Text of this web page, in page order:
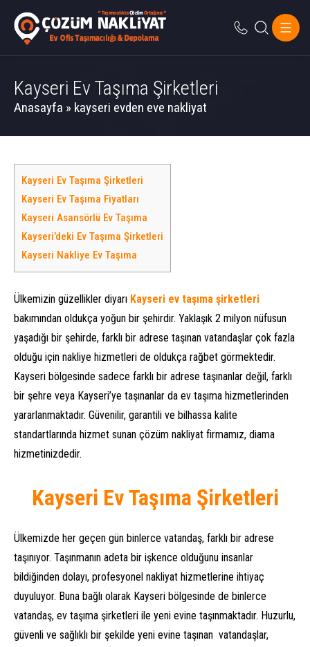
Kayseri Ev Taşıma Şirketleri
Anasayfa » kayseri evden eve nakliyat
Kayseri Ev Taşıma Şirketleri
Kayseri Ev Taşıma Fiyatları
Kayseri Asansörlü Ev Taşıma
Kayseri’deki Ev Taşıma Şirketleri
Kayseri Nakliye Ev Taşıma
Ülkemizin güzellikler diyarı Kayseri ev taşıma şirketleri
bakımından oldukça yoğun bir şehirdir. Yaklaşık 2 milyon nüfusun
yaşadığı bir şehirde, farklı bir adrese taşınan vatandaşlar çok fazla
olduğu için nakliye hizmetleri de oldukça rağbet görmektedir.
Kayseri bölgesinde sadece farklı bir adrese taşınanlar değil, farklı
bir şehre veya Kayseri’ye taşınanlar da ev taşıma hizmetlerinden
yararlanmaktadır. Güvenilir, garantili ve bilhassa kalite
standartlarında hizmet sunan çözüm nakliyat firmamız, diama
hizmetinizdedir.
Kayseri Ev Taşıma Şirketleri
Ülkemizde her geçen gün binlerce vatandaş, farklı bir adrese
taşınıyor. Taşınmanın adeta bir işkence olduğunu insanlar
bildiğinden dolayı, profesyonel nakliyat hizmetlerine ihtiyaç
duyuluyor. Buna bağlı olarak Kayseri bölgesinde de binlerce
vatandaş, ev taşıma şirketleri ile yeni evine taşınmaktadır. Huzurlu,
güvenli ve sağlıklı bir şekilde yeni evine taşınan vatandaşlar,